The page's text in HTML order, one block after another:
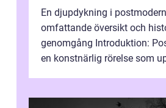
En djupdykning i
omfattande översikt och
genomgång Introduktion:
en konstnärlig rörelse som